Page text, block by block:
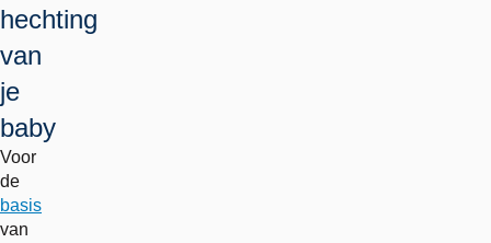
hechting
van
je
baby
Voor
de
basis
van